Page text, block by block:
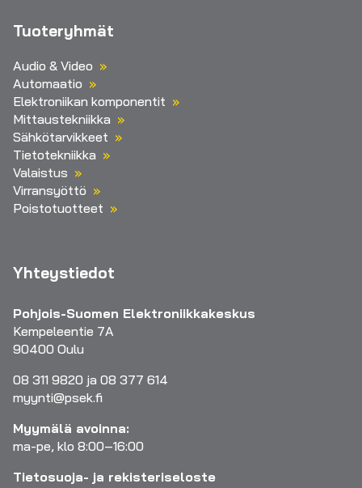
Tuoteryhmät
Audio & Video
Automaatio
Elektroniikan komponentit
Mittaustekniikka
Sähkötarvikkeet
Tietotekniikka
Valaistus
Virransyöttö
Poistotuotteet
Yhteystiedot
Pohjois-Suomen Elektroniikkakeskus
Kempeleentie 7A
90400 Oulu
08 311 9820 ja 08 377 614
myynti@psek.fi
Myymälä avoinna:
ma-pe, klo 8:00–16:00
Tietosuoja- ja rekisteriseloste